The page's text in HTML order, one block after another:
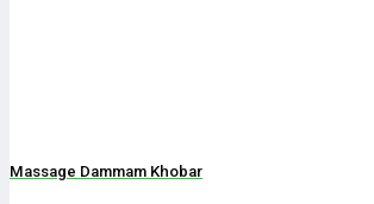
Massage Dammam Khobar